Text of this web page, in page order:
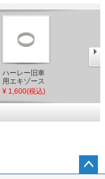
ハーレー旧車
用エキゾース
トクロスオー
¥ 1,600(税込)